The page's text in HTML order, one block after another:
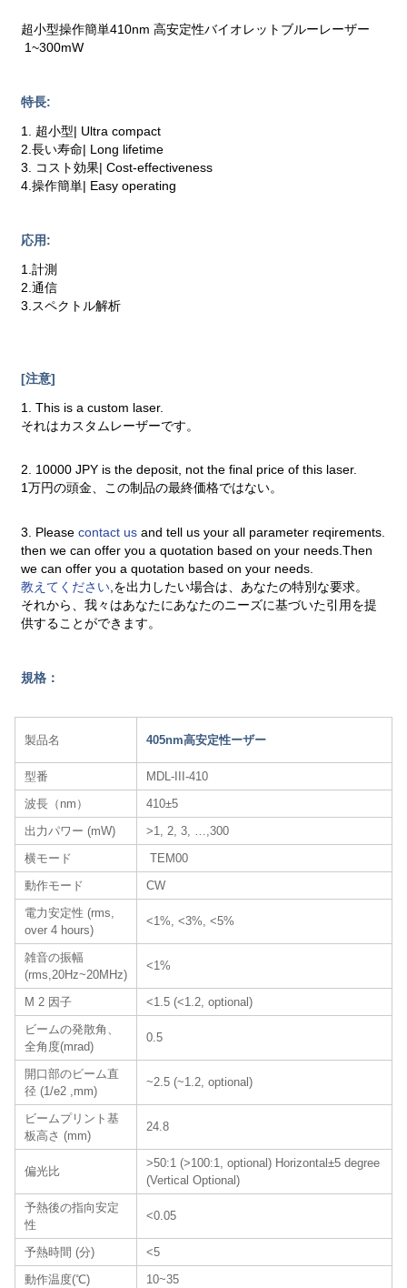
超小型操作簡単410nm 高安定性バイオレットブルーレーザー
1~300mW
特長:
1. 超小型| Ultra compact
2.長い寿命| Long lifetime
3. コスト効果| Cost-effectiveness
4.操作簡単| Easy operating
応用:
1.計測
2.通信
3.スペクトル解析
[注意]
1. This is a custom laser.
それはカスタムレーザーです。
2. 10000 JPY is the deposit, not the final price of this laser.
1万円の頭金、この制品の最終価格ではない。
3. Pleasecontact usand tell us your all parameter reqirements.
then we can offer you a quotation based on your needs.Then
we can offer you a quotation based on your needs.
教えてください ,を出力したい場合は、あなたの特別な要求。
それから、我々はあなたにあなたのニーズに基づいた引用を提
供することができます。
規格：
製品名 405nm高安定性ーザー
型番
MDL-III-410
波長（nm）
410±5
出力パワー (mW)
>1, 2, 3, …,300
横モード
TEM00
動作モード
CW
電力安定性 (rms,
over 4 hours)
<1%, <3%, <5%
雑音の振幅
(rms,20Hz~20MHz)
<1%
M 2 因子
<1.5 (<1.2, optional)
ビームの発散角、
全角度(mrad)
0.5
開口部のビーム直
径 (1/e2 ,mm)
~2.5 (~1.2, optional)
ビームプリント基
板高さ (mm)
24.8
偏光比
>50:1 (>100:1, optional) Horizontal±5 degree
(Vertical Optional)
予熱後の指向安定
性
<0.05
予熱時間 (分)
<5
動作温度(℃)
10~35